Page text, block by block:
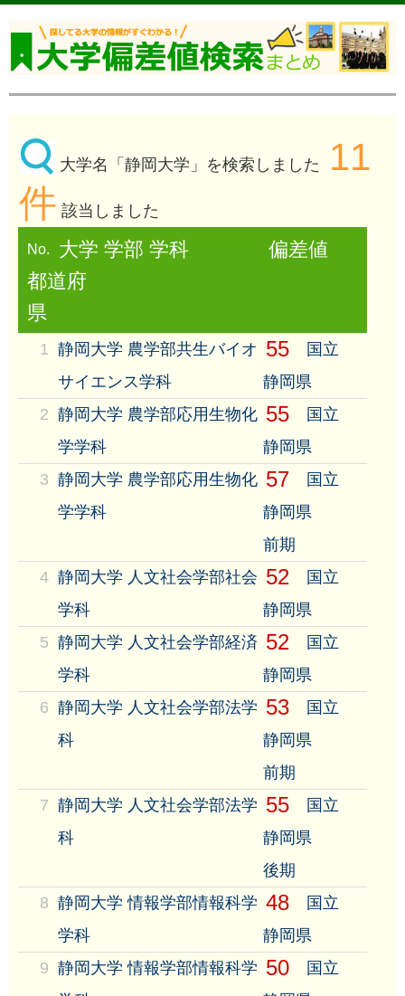
大学名「静岡大学」を検索しました
11
件 該当しました
No. 大学 学部 学科
偏差値
都道府
県
1
静岡大学 農学部共生バイオ
サイエンス学科
55
国立
静岡県
2 静岡大学 農学部応用生物化
学学科
55
国立
静岡県
3 静岡大学 農学部応用生物化
学学科
57
国立
静岡県
前期
4 静岡大学 人文社会学部社会
学科
52
国立
静岡県
5 静岡大学 人文社会学部経済
学科
52
国立
静岡県
6 静岡大学 人文社会学部法学
科
53
国立
静岡県
前期
7 静岡大学 人文社会学部法学
科
55
国立
静岡県
後期
8 静岡大学 情報学部情報科学
学科
48
国立
静岡県
9 静岡大学 情報学部情報科学 50
国立